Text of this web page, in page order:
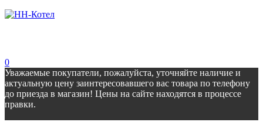
0
Уважаемые покупатели, пожалуйста, уточняйте наличие и
актуальную цену заинтересовавшего вас товара по телефону
до приезда в магазин! Цены на сайте находятся в процессе
правки.